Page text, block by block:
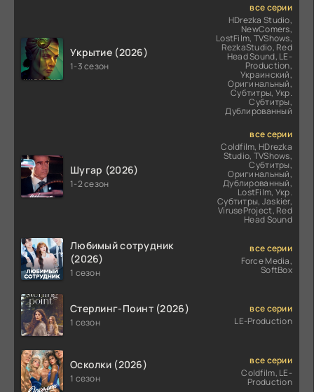
Укрытие (2026)
1-3 сезон
все серии
HDrezka Studio,
NewComers,
LostFilm, TVShows,
RezkaStudio, Red
Head Sound, LE-
Production,
Украинский,
Оригинальный,
Субтитры, Укр.
Субтитры,
Дублированный
Шугар (2026)
1-2 сезон
все серии
Coldfilm, HDrezka
Studio, TVShows,
Субтитры,
Оригинальный,
Дублированный,
LostFilm, Укр.
Субтитры, Jaskier,
ViruseProject, Red
Head Sound
Любимый сотрудник
(2026)
1 сезон
все серии
Force Media,
SoftBox
Стерлинг-Поинт (2026)
1 сезон
все серии
LE-Production
Осколки (2026)
1 сезон
все серии
Coldfilm, LE-
Production